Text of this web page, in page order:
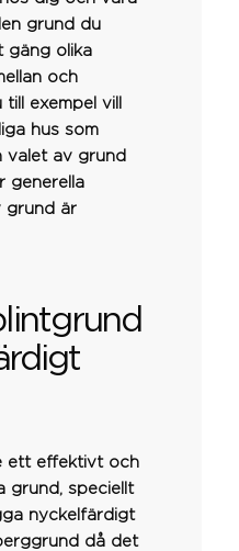
grund du
gäng olika
och
exempel vill
hus som
valet av grund
generella
grund är
ett effektivt och
grund, speciellt
nyckelfärdigt
då det